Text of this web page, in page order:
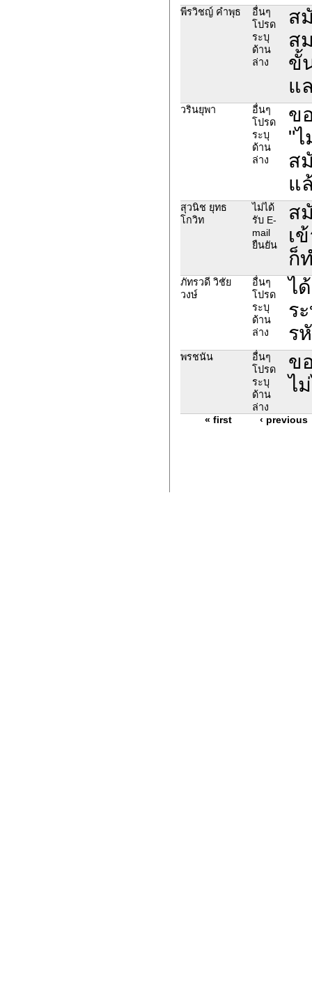
พีรวิชญ์ คำพุธ
อื่นๆ
โปรด
ระบุ
ด้าน
ล่าง
ส
ส
ขั้
แ
วรินยุพา
อื่นๆ
โปรด
ระบุ
ด้าน
ล่าง
ข
"
ส
แ
สุวนิช ยุทธ
โกวิท
ไม่ได้
รับ E-
mail
ยืนยัน
ส
เ
ก็
ภัทรวดี วิชัย
วงษ์
อื่นๆ
โปรด
ระบุ
ด้าน
ล่าง
ไ
ร
ร
พรชนัน
อื่นๆ
โปรด
ระบุ
ด้าน
ล่าง
ข
ไ
« first ‹ previous